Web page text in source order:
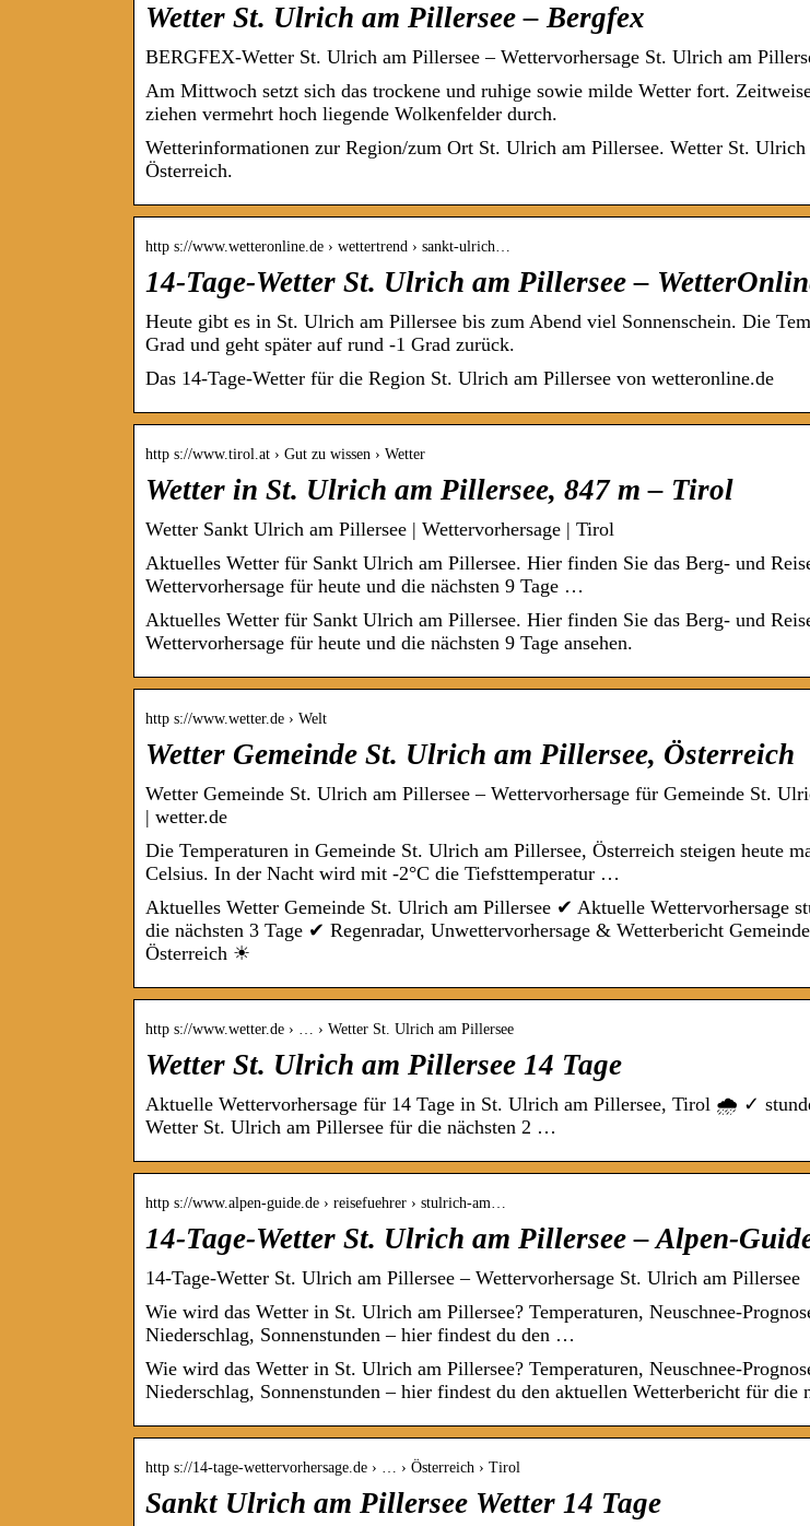
Wetter St. Ulrich am Pillersee – Bergfex
BERGFEX-Wetter St. Ulrich am Pillersee – Wettervorhersage St. Ulrich am
Am Mittwoch setzt sich das trockene und ruhige sowie milde Wetter fort.
ziehen vermehrt hoch liegende Wolkenfelder durch.
Wetterinformationen zur Region/zum Ort St. Ulrich am Pillersee. Wetter St.
Österreich.
http s://www.wetteronline.de › wettertrend › sankt-ulrich…
14-Tage-Wetter St. Ulrich am Pillersee –
Heute gibt es in St. Ulrich am Pillersee bis zum Abend viel Sonnenschein. Die
Grad und geht später auf rund -1 Grad zurück.
Das 14-Tage-Wetter für die Region St. Ulrich am Pillersee von wetteronline.de
http s://www.tirol.at › Gut zu wissen › Wetter
Wetter in St. Ulrich am Pillersee, 847 m – Tirol
Wetter Sankt Ulrich am Pillersee | Wettervorhersage | Tirol
Aktuelles Wetter für Sankt Ulrich am Pillersee. Hier finden Sie das Berg- und
Wettervorhersage für heute und die nächsten 9 Tage …
Aktuelles Wetter für Sankt Ulrich am Pillersee. Hier finden Sie das Berg- und
Wettervorhersage für heute und die nächsten 9 Tage ansehen.
http s://www.wetter.de › Welt
Wetter Gemeinde St. Ulrich am Pillersee, Österreich
Wetter Gemeinde St. Ulrich am Pillersee – Wettervorhersage für Gemeinde St.
| wetter.de
Die Temperaturen in Gemeinde St. Ulrich am Pillersee, Österreich steigen heute
Celsius. In der Nacht wird mit -2°C die Tiefsttemperatur …
Aktuelles Wetter Gemeinde St. Ulrich am Pillersee ✔ Aktuelle Wettervorhersage
die nächsten 3 Tage ✔ Regenradar, Unwettervorhersage & Wetterbericht
Österreich ☀
http s://www.wetter.de › … › Wetter St. Ulrich am Pillersee
Wetter St. Ulrich am Pillersee 14 Tage
Aktuelle Wettervorhersage für 14 Tage in St. Ulrich am Pillersee, Tirol 🌧️ ✓
Wetter St. Ulrich am Pillersee für die nächsten 2 …
http s://www.alpen-guide.de › reisefuehrer › stulrich-am…
14-Tage-Wetter St. Ulrich am Pillersee – Alpen-
14-Tage-Wetter St. Ulrich am Pillersee – Wettervorhersage St. Ulrich am Pillersee
Wie wird das Wetter in St. Ulrich am Pillersee? Temperaturen, Neuschnee-
Niederschlag, Sonnenstunden – hier findest du den …
Wie wird das Wetter in St. Ulrich am Pillersee? Temperaturen, Neuschnee-
Niederschlag, Sonnenstunden – hier findest du den aktuellen Wetterbericht für die
http s://14-tage-wettervorhersage.de › … › Österreich › Tirol
Sankt Ulrich am Pillersee Wetter 14 Tage